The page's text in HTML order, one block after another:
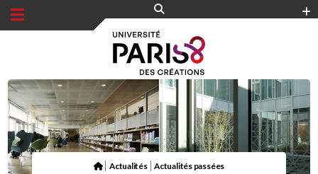
Actualités |Actualités passées
Panneau de gestion des cookies